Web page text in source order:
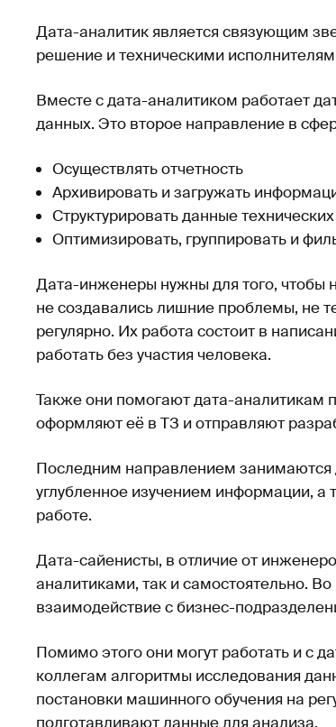
Дата-аналитик является связующим
решение и техническими
Вместе с дата-аналитиком работает
данных. Это второе направление в
Осуществлять отчетность
Архивировать и загружать
Структурировать данные
Оптимизировать, группировать и
Дата-инженеры нужны для того, чтобы
не создавались лишние проблемы, не
регулярно. Их работа состоит в
работать без участия человека.
Также они помогают дата-аналитикам
оформляют её в ТЗ и отправляют
Последним направлением занимаются
углубленное изучением информации,
работе.
Дата-сайенисты, в отличие от
аналитиками, так и самостоятельно.
взаимодействие с бизнес-
Помимо этого они могут работать и с
коллегам алгоритмы исследования
постановки машинного обучения на
подготавливают данные для анализа.